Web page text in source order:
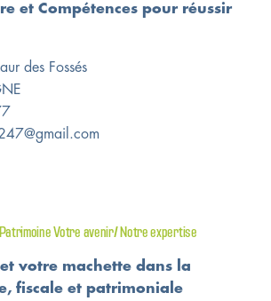
et Compétences pour réussir
des Fossés
Votre avenir/ Notre expertise
votre machette dans la
fiscale et patrimoniale